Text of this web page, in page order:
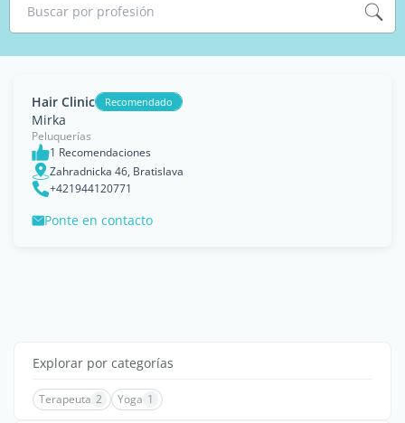
Buscar por profesión
Hair Clinic Recomendado
Mirka
Peluquerías
1 Recomendaciones
Zahradnicka 46, Bratislava
+421944120771
Ponte en contacto
Explorar por categorías
Terapeuta 2 Yoga 1